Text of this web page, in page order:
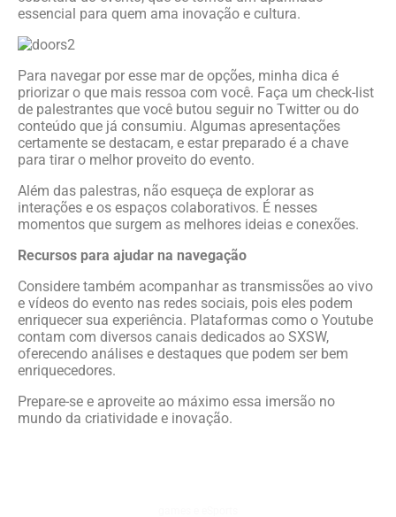
essencial para quem ama inovação e cultura.
Para navegar por esse mar de opções, minha dica é
priorizar o que mais ressoa com você. Faça um check-list
de palestrantes que você butou seguir no Twitter ou do
conteúdo que já consumiu. Algumas apresentações
certamente se destacam, e estar preparado é a chave
para tirar o melhor proveito do evento.
Além das palestras, não esqueça de explorar as
interações e os espaços colaborativos. É nesses
momentos que surgem as melhores ideias e conexões.
Recursos para ajudar na navegação
Considere também acompanhar as transmissões ao vivo
e vídeos do evento nas redes sociais, pois eles podem
enriquecer sua experiência. Plataformas como o Youtube
contam com diversos canais dedicados ao SXSW,
oferecendo análises e destaques que podem ser bem
enriquecedores.
Prepare-se e aproveite ao máximo essa imersão no
mundo da criatividade e inovação.